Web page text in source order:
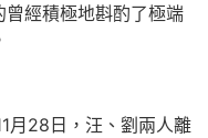
經積極地斟酌了極端
28日，汪、劉兩人離